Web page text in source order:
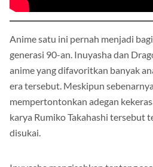
Anime satu ini pernah menjadi
generasi 90-an. Inuyasha dan
anime yang difavoritkan banyak
era tersebut. Meskipun
mempertontonkan adegan
karya Rumiko Takahashi tersebut
disukai.